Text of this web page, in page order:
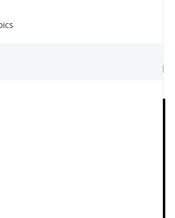
少工夫。有時我們試著用水果、
們的燕麥。這可能是危險的，因
高你的血糖，當與牛奶結合時，
上升，尤其是當這餐成為完全的
多時。